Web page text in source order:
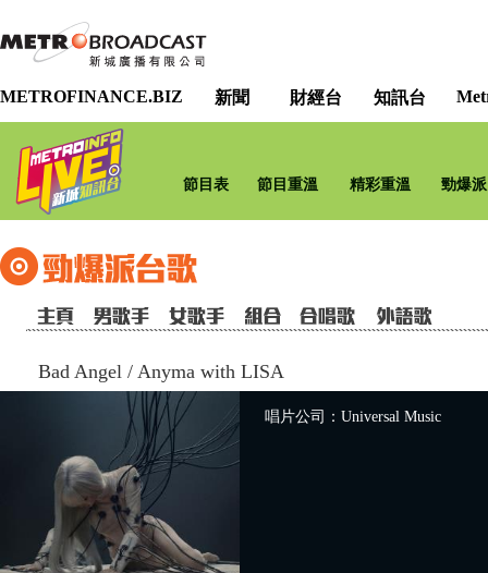
METROFINANCE.BIZ 新聞 財經台 知訊台
節目表 節目重溫 精彩重溫 勁爆
Bad Angel / Anyma with LISA
唱片公司：Universal Music